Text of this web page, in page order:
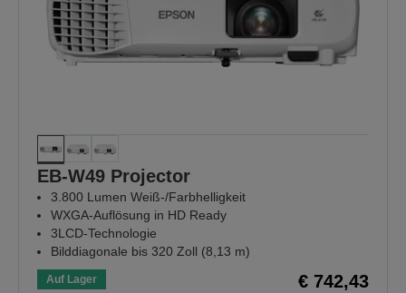
EB-W49 Projector
3.800 Lumen Weiß-/Farbhelligkeit
WXGA-Auflösung in HD Ready
3LCD-Technologie
Bilddiagonale bis 320 Zoll (8,13 m)
Auf Lager € 742,43